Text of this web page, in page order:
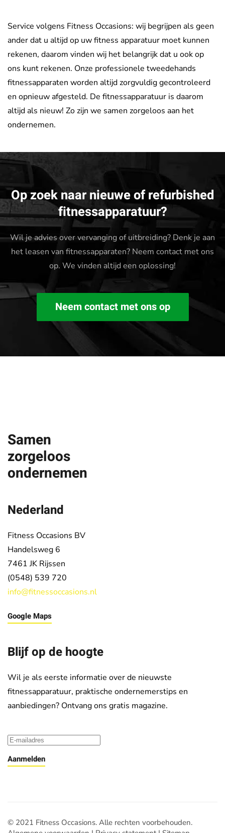
Service volgens Fitness Occasions: wij begrijpen als geen
ander dat u altijd op uw fitness apparatuur moet kunnen
rekenen, daarom vinden wij het belangrijk dat u ook op
ons kunt rekenen. Onze professionele tweedehands
fitnessapparaten worden altijd zorgvuldig gecontroleerd
en opnieuw afgesteld. De fitnessapparatuur is daarom
altijd als nieuw! Zo zijn we samen zorgeloos aan het
ondernemen.
Op zoek naar nieuwe of refurbished
fitnessapparatuur?
Wil je advies over vervanging of uitbreiding? Denk je aan
het leasen van fitnessapparaten? Neem contact met ons
op. We vinden altijd een oplossing!
Neem contact met ons op
Samen
zorgeloos
ondernemen
Nederland
Fitness Occasions BV
Handelsweg 6
7461 JK Rijssen
(0548) 539 720
info@fitnessoccasions.nl
Google Maps
Blijf op de hoogte
Wil je als eerste informatie over de nieuwste
fitnessapparatuur, praktische ondernemerstips en
aanbiedingen? Ontvang ons gratis magazine.
Aanmelden
© 2021 Fitness Occasions. Alle rechten voorbehouden.